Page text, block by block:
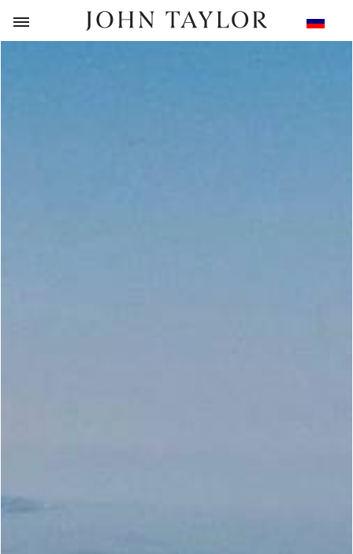
НАЗАД